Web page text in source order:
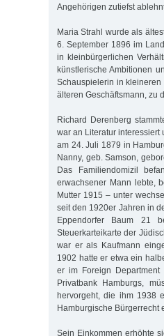
Angehörigen zutiefst
Maria Strahl wurde als
6. September 1896 im
in kleinbürgerlichen
künstlerische Ambitionen
Schauspielerin in
älteren Geschäftsmann, zu
Richard Derenberg
war an Literatur interessiert
am 24. Juli 1879 in
Nanny, geb. Samson,
Das Familiendomizil
erwachsener Mann lebte,
Mutter 1915 – unter
seit den 1920er Jahren in
Eppendorfer Baum 21
Steuerkarteikarte der
war er als Kaufmann
1902 hatte er etwa ein
er im Foreign Department
Privatbank Hamburgs,
hervorgeht, die ihm 1938
Hamburgische Bürgerrecht
Sein Einkommen erhöhte